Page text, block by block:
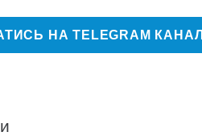
НА TELEGRAM КАНАЛ